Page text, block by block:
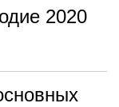
2020